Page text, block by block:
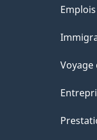
et
Emplois